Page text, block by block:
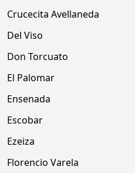
Crucecita Avellaneda
Del Viso
Don Torcuato
El Palomar
Ensenada
Escobar
Ezeiza
Florencio Varela